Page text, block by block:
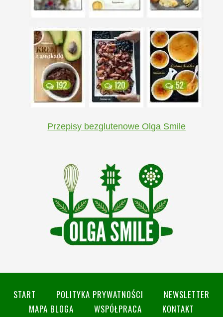
Przepisy bezglutenowe Olga Smile
START POLITYKA PRYWATNOŚCI
NEWSLETTER
MAPA BLOGA
WSPÓŁPRACA
KONTAKT